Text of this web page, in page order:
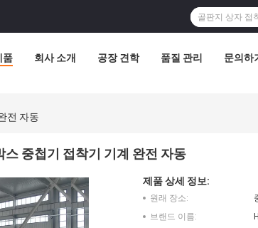
품 회사 소개 공장 견학 품질 관리 문의하
전 자동
스 중첩기 접착기 기계 완전 자동
제품 상세 정보:
원래 장소:
브랜드 이름: